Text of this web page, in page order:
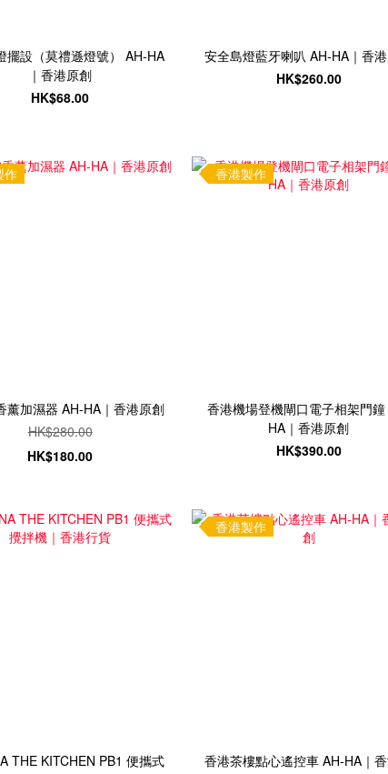
擺設（莫禮遜燈號） AH-HA
｜香港原創
HK$68.00
安全島燈藍牙喇叭 AH-HA｜香
HK$260.00
作
薰加濕器 AH-HA｜香港原創
HK$280.00
HK$180.00
香港製作
香港機場登機閘口電子相架門
HA｜香港原創
HK$390.00
THE KITCHEN PB1 便攜式
香港製作
香港茶樓點心遙控車 AH-HA｜